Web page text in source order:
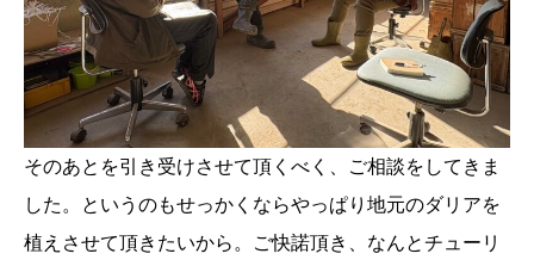
そのあとを引き受けさせて頂くべく、ご相談をしてきま
した。というのもせっかくならやっぱり地元のダリアを
植えさせて頂きたいから。ご快諾頂き、なんとチューリ